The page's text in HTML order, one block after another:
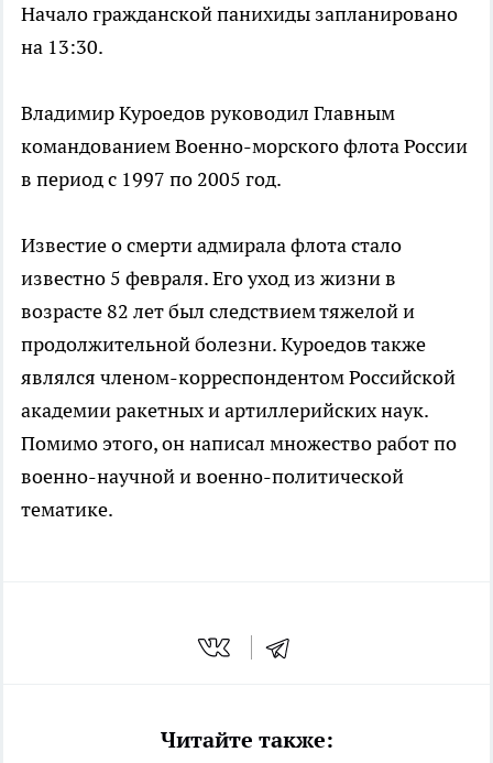
Начало гражданской панихиды запланировано
на 13:30.
Владимир Куроедов руководил Главным
командованием Военно-морского флота России
в период с 1997 по 2005 год.
Известие о смерти адмирала флота стало
известно 5 февраля. Его уход из жизни в
возрасте 82 лет был следствием тяжелой и
продолжительной болезни. Куроедов также
являлся членом-корреспондентом Российской
академии ракетных и артиллерийских наук.
Помимо этого, он написал множество работ по
военно-научной и военно-политической
тематике.
Читайте также: